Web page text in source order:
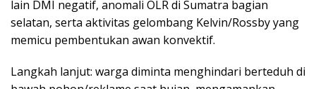
lain DMI negatif, anomali OLR di Sumatra bagian
selatan, serta aktivitas gelombang Kelvin/Rossby yang
memicu pembentukan awan konvektif.
Langkah lanjut: warga diminta menghindari berteduh di